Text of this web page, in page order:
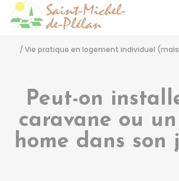
/ Vie pratique en logement individuel
Peut-on
caravane ou
home dans son